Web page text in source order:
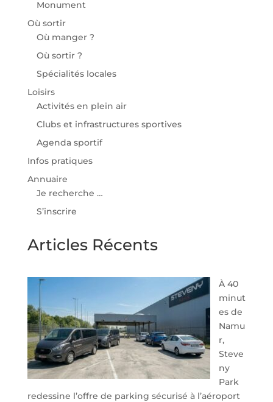
Monument
Où sortir
Où manger ?
Où sortir ?
Spécialités locales
Loisirs
Activités en plein air
Clubs et infrastructures sportives
Agenda sportif
Infos pratiques
Annuaire
Je recherche …
S’inscrire
Articles Récents
À 40
minut
es de
Namu
r,
Steve
ny
Park
redessine l’offre de parking sécurisé à l’aéroport